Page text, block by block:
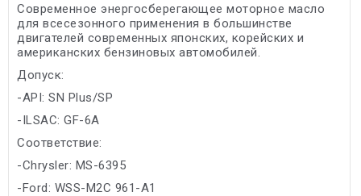
Современное энергосберегающее моторное масло
для всесезонного применения в большинстве
двигателей современных японских, корейских и
американских бензиновых автомобилей.
Допуск:
-API: SN Plus/SP
-ILSAC: GF-6A
Соответствие:
-Chrysler: MS-6395
-Ford: WSS-M2C 961-A1